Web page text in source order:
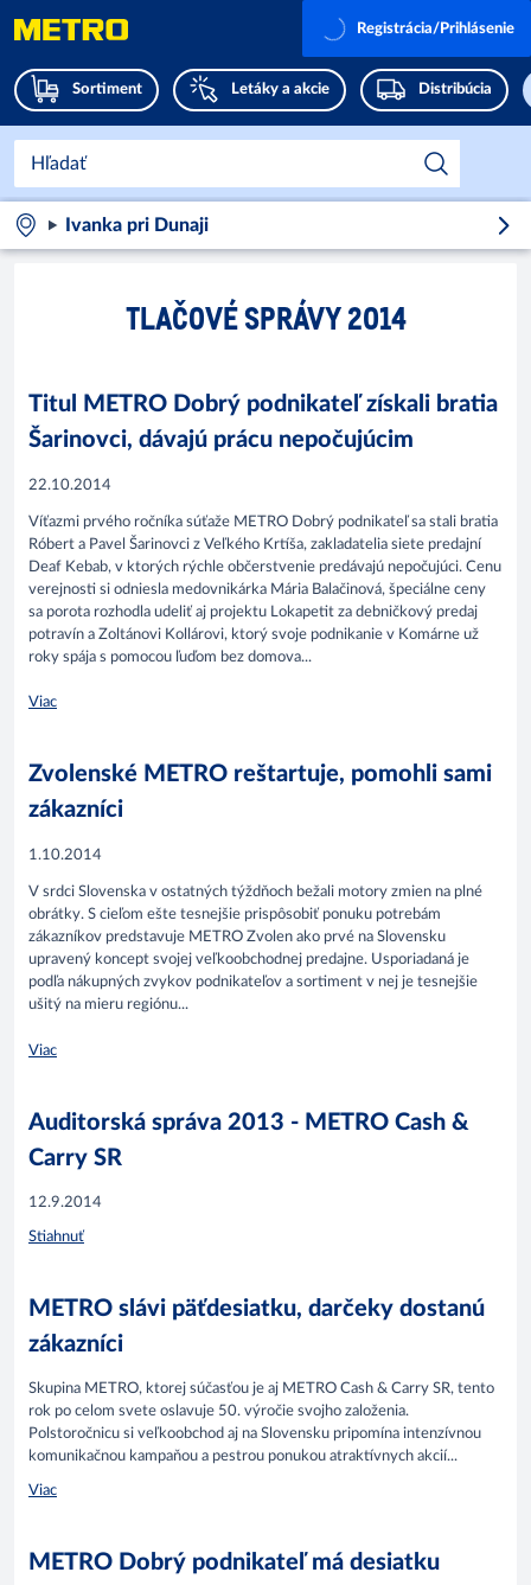
Sortiment Letáky a akcie Distribúcia
Registrácia/Prihlásenie
Ivanka pri Dunaji
TLAČOVÉ SPRÁVY 2014
Titul METRO Dobrý podnikateľ získali bratia
Šarinovci, dávajú prácu nepočujúcim
22.10.2014
Víťazmi prvého ročníka súťaže METRO Dobrý podnikateľ sa stali bratia
Róbert a Pavel Šarinovci z Veľkého Krtíša, zakladatelia siete predajní
Deaf Kebab, v ktorých rýchle občerstvenie predávajú nepočujúci. Cenu
verejnosti si odniesla medovnikárka Mária Balačinová, špeciálne ceny
sa porota rozhodla udeliť aj projektu Lokapetit za debničkový predaj
potravín a Zoltánovi Kollárovi, ktorý svoje podnikanie v Komárne už
roky spája s pomocou ľuďom bez domova...
Viac
Zvolenské METRO reštartuje, pomohli sami
zákazníci
1.10.2014
V srdci Slovenska v ostatných týždňoch bežali motory zmien na plné
obrátky. S cieľom ešte tesnejšie prispôsobiť ponuku potrebám
zákazníkov predstavuje METRO Zvolen ako prvé na Slovensku
upravený koncept svojej veľkoobchodnej predajne. Usporiadaná je
podľa nákupných zvykov podnikateľov a sortiment v nej je tesnejšie
ušitý na mieru regiónu...
Viac
Auditorská správa 2013 - METRO Cash &
Carry SR
12.9.2014
Stiahnuť
METRO slávi päťdesiatku, darčeky dostanú
zákazníci
Skupina METRO, ktorej súčasťou je aj METRO Cash & Carry SR, tento
rok po celom svete oslavuje 50. výročie svojho založenia.
Polstoročnicu si veľkoobchod aj na Slovensku pripomína intenzívnou
komunikačnou kampaňou a pestrou ponukou atraktívnych akcií...
Viac
METRO Dobrý podnikateľ má desiatku